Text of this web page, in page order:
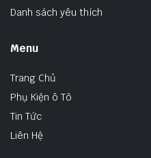
Danh sách yêu thích
Menu
Trang Chủ
Phụ Kiện ô Tô
Tin Tức
Liên Hệ